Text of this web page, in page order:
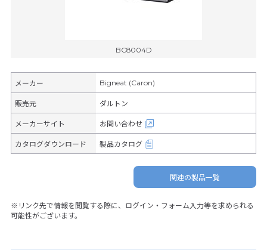
BC8004D
メーカー Bigneat (Caron)
販売元 ダルトン
メーカーサイト お問い合わせ
カタログダウンロード 製品カタログ
関連の製品一覧
※リンク先で情報を閲覧する際に、ログイン・フォーム入力等を求められる
可能性がございます。